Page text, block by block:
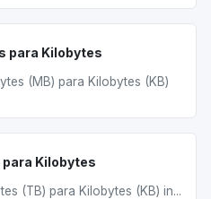
para Kilobytes
(MB) para Kilobytes (KB)
Kilobytes
(TB) para Kilobytes (KB) in...